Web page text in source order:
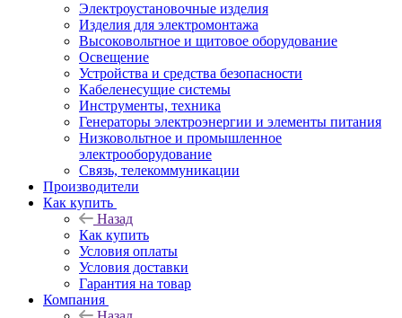
Электроустановочные изделия
Изделия для электромонтажа
Высоковольтное и щитовое оборудование
Освещение
Устройства и средства безопасности
Кабеленесущие системы
Инструменты, техника
Генераторы электроэнергии и элементы питания
Низковольтное и промышленное
электрооборудование
Связь, телекоммуникации
Производители
Как купить
Назад
Как купить
Условия оплаты
Условия доставки
Гарантия на товар
Компания